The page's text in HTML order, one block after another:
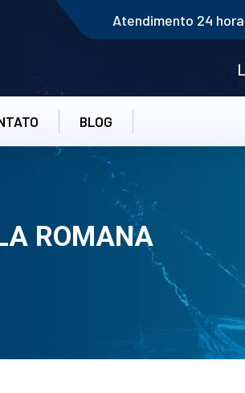
Atendimento 24
BLOG
ROMANA